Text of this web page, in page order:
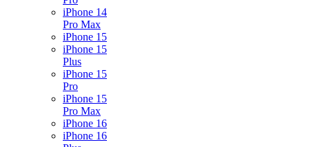
iPhone 14
Pro Max
iPhone 15
iPhone 15
Plus
iPhone 15
Pro
iPhone 15
Pro Max
iPhone 16
iPhone 16